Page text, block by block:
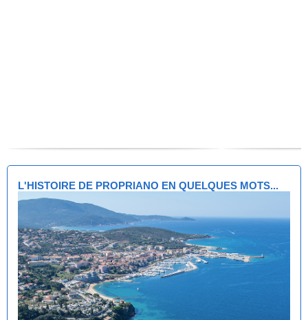
L'HISTOIRE DE PROPRIANO EN QUELQUES MOTS...